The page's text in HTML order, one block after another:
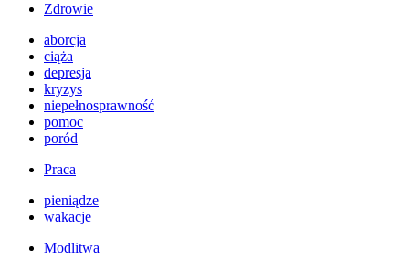
Zdrowie
aborcja
ciąża
depresja
kryzys
niepełnosprawność
pomoc
poród
Praca
pieniądze
wakacje
Modlitwa